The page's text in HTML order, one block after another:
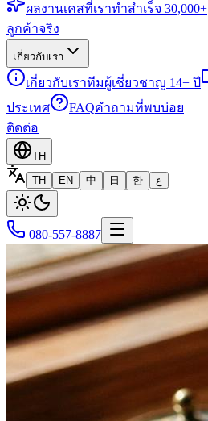
ผลงานเคสที่เราทำสำเร็จ 30,000+
ลูกค้าจริง
เกี่ยวกับเรา
เกี่ยวกับเราทีมผู้เชี่ยวชาญ 14+ ปี
ประเทศ
FAQคำถามที่พบบ่อย
ติดต่อ
TH
TH
EN 中 日 한 ع
080-557-8887